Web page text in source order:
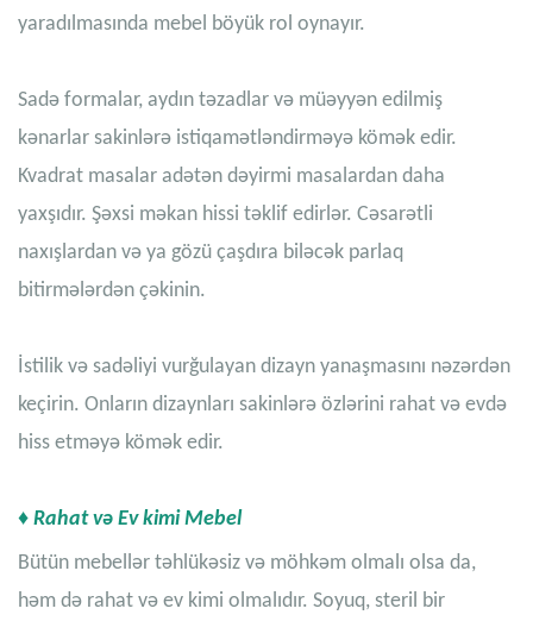
yaradılmasında mebel böyük rol oynayır.
Sadə formalar, aydın təzadlar və müəyyən edilmiş
kənarlar sakinlərə istiqamətləndirməyə kömək edir.
Kvadrat masalar adətən dəyirmi masalardan daha
yaxşıdır. Şəxsi məkan hissi təklif edirlər. Cəsarətli
naxışlardan və ya gözü çaşdıra biləcək parlaq
bitirmələrdən çəkinin.
İstilik və sadəliyi vurğulayan dizayn yanaşmasını nəzərdən
keçirin. Onların dizaynları sakinlərə özlərini rahat və evdə
hiss etməyə kömək edir.
♦ Rahat və Ev kimi Mebel
Bütün mebellər təhlükəsiz və möhkəm olmalı olsa da,
həm də rahat və ev kimi olmalıdır. Soyuq, steril bir